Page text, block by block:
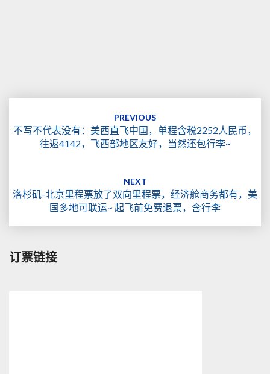
PREVIOUS
不写不代表没有：美西直飞中国，单程含税2252人民币，
往返4142，飞西部地区友好，当然还包行李~
NEXT
洛杉矶-北京里程票放了双向里程票，经济舱商务都有，美
国多地可联运~ 起飞前免费退票，含行李
订票链接